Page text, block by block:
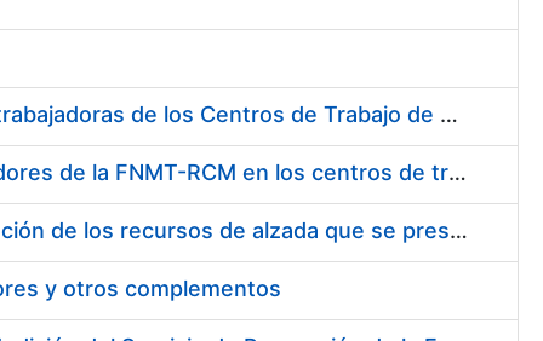
Suministro de Protectores Auditivos a medida para las personas trabajadoras de los Centros de Trabajo de Madrid y Burgos
Suministro de gafas graduadas antiproyecciones para los trabajadores de la FNMT-RCM en los centros de trabajo de Madrid y Burgos
Servicios de una empresa externa para el asesoramiento y resolución de los recursos de alzada que se presentan relacionados con procesos de selección para la FNMT-RCM
y otros complementos